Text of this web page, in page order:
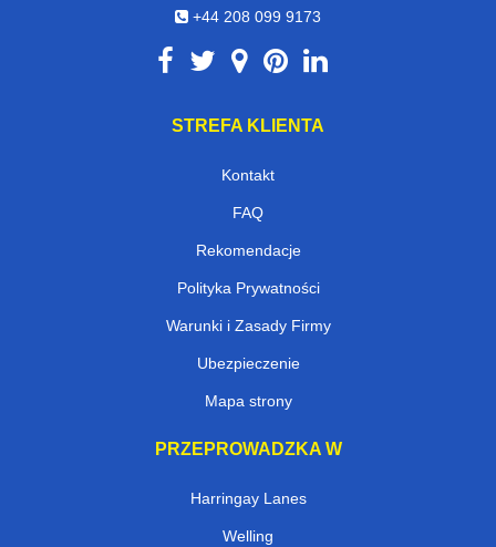
+44 208 099 9173
STREFA KLIENTA
Kontakt
FAQ
Rekomendacje
Polityka Prywatności
Warunki i Zasady Firmy
Ubezpieczenie
Mapa strony
PRZEPROWADZKA W
Harringay Lanes
Welling